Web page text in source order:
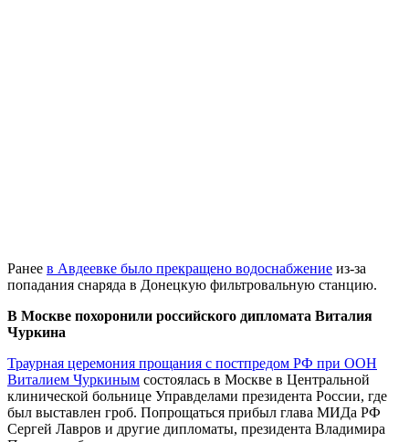
Ранее в Авдеевке было прекращено водоснабжение из-за
попадания снаряда в Донецкую фильтровальную станцию.
В Москве похоронили российского дипломата Виталия
Чуркина
Траурная церемония прощания с постпредом РФ при ООН
Виталием Чуркиным состоялась в Москве в Центральной
клинической больнице Управделами президента России, где
был выставлен гроб. Попрощаться прибыл глава МИДа РФ
Сергей Лавров и другие дипломаты, президента Владимира